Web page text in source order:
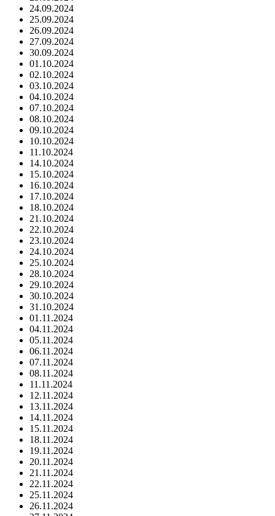
24.09.2024
25.09.2024
26.09.2024
27.09.2024
30.09.2024
01.10.2024
02.10.2024
03.10.2024
04.10.2024
07.10.2024
08.10.2024
09.10.2024
10.10.2024
11.10.2024
14.10.2024
15.10.2024
16.10.2024
17.10.2024
18.10.2024
21.10.2024
22.10.2024
23.10.2024
24.10.2024
25.10.2024
28.10.2024
29.10.2024
30.10.2024
31.10.2024
01.11.2024
04.11.2024
05.11.2024
06.11.2024
07.11.2024
08.11.2024
11.11.2024
12.11.2024
13.11.2024
14.11.2024
15.11.2024
18.11.2024
19.11.2024
20.11.2024
21.11.2024
22.11.2024
25.11.2024
26.11.2024